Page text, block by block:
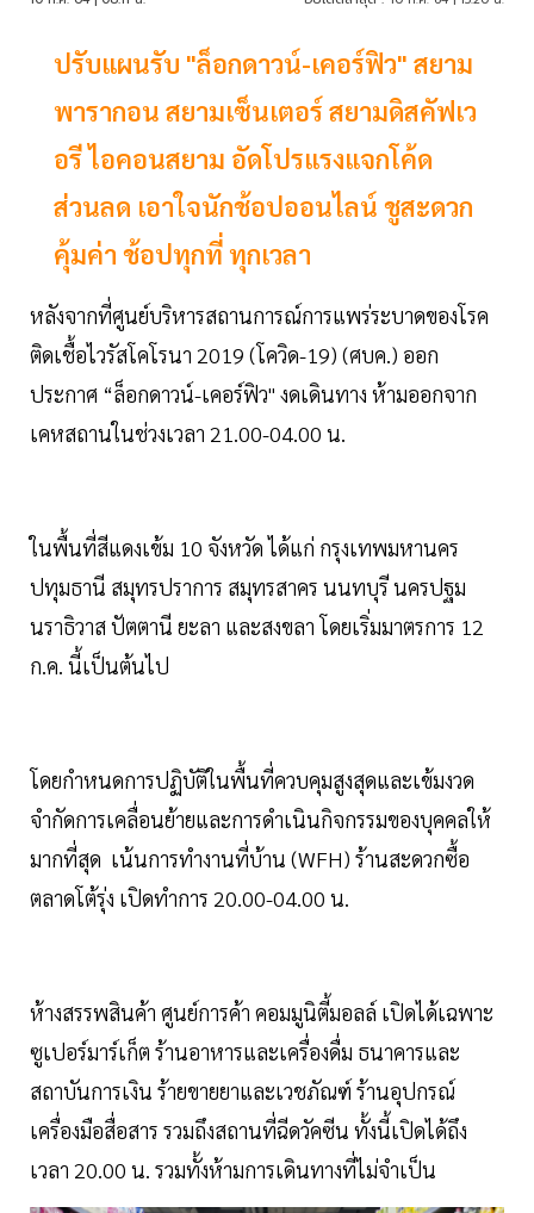
ปรับแผนรับ "ล็อกดาวน์-เคอร์ฟิว" สยาม
พารากอน สยามเซ็นเตอร์ สยามดิสคัฟเว
อรี ไอคอนสยาม อัดโปรแรงแจกโค้ด
ส่วนลด เอาใจนักช้อปออนไลน์ ชูสะดวก
คุ้มค่า ช้อปทุกที่ ทุกเวลา
หลังจากที่ศูนย์บริหารสถานการณ์การแพร่ระบาดของโรค
ติดเชื้อไวรัสโคโรนา 2019 (โควิด-19) (ศบค.) ออก
ประกาศ “ล็อกดาวน์-เคอร์ฟิว" งดเดินทาง ห้ามออกจาก
เคหสถานในช่วงเวลา 21.00-04.00 น.
ในพื้นที่สีแดงเข้ม 10 จังหวัด ได้แก่ กรุงเทพมหานคร
ปทุมธานี สมุทรปราการ สมุทรสาคร นนทบุรี นครปฐม
นราธิวาส ปัตตานี ยะลา และสงขลา โดยเริ่มมาตรการ 12
ก.ค. นี้เป็นต้นไป
โดยกำหนดการปฏิบัติในพื้นที่ควบคุมสูงสุดและเข้มงวด
จำกัดการเคลื่อนย้ายและการดำเนินกิจกรรมของบุคคลให้
มากที่สุด เน้นการทำงานที่บ้าน (WFH) ร้านสะดวกซื้อ
ตลาดโต้รุ่ง เปิดทำการ 20.00-04.00 น.
ห้างสรรพสินค้า ศูนย์การค้า คอมมูนิตี้มอลล์ เปิดได้เฉพาะ
ซูเปอร์มาร์เก็ต ร้านอาหารและเครื่องดื่ม ธนาคารและ
สถาบันการเงิน ร้ายขายยาและเวชภัณฑ์ ร้านอุปกรณ์
เครื่องมือสื่อสาร รวมถึงสถานที่ฉีดวัคซีน ทั้งนี้เปิดได้ถึง
เวลา 20.00 น. รวมทั้งห้ามการเดินทางที่ไม่จำเป็น